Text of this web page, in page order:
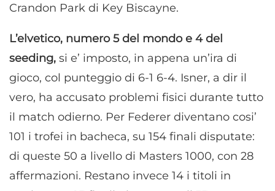
Crandon Park di Key Biscayne.
L’elvetico, numero 5 del mondo e 4 del
seeding, si e’ imposto, in appena un’ira di
gioco, col punteggio di 6-1 6-4. Isner, a dir il
vero, ha accusato problemi fisici durante tutto
il match odierno. Per Federer diventano cosi’
101 i trofei in bacheca, su 154 finali disputate:
di queste 50 a livello di Masters 1000, con 28
affermazioni. Restano invece 14 i titoli in